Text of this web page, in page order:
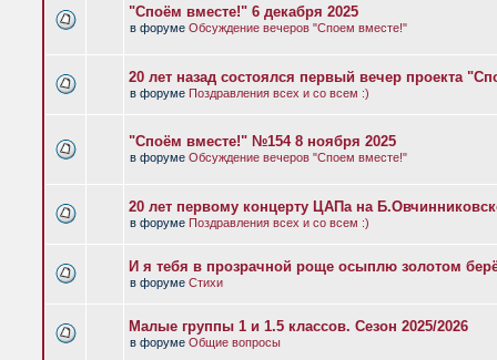
"Споём вместе!" 6 декабря 2025
в форуме Обсуждение вечеров "Споем вместе!"
20 лет назад состоялся первый вечер проекта
в форуме Поздравления всех и со всем :)
"Споём вместе!" №154 8 ноября 2025
в форуме Обсуждение вечеров "Споем вместе!"
20 лет первому концерту ЦАПа на
в форуме Поздравления всех и со всем :)
И я тебя в прозрачной роще осыплю золотом
в форуме Стихи
Малые группы 1 и 1.5 классов. Сезон 2025/2026
в форуме Общие вопросы